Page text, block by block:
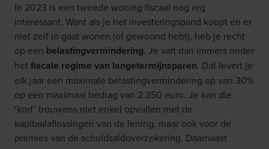
In 2023 is een tweede woning fiscaal nog erg
interessant. Want als je het investeringspand koopt en er
niet zelf in gaat wonen (of gewoond hebt), heb je recht
op een belastingvermindering. Je valt dan immers onder
het fiscale regime van langetermijnsparen. Dat levert je
elk jaar een maximale belastingvermindering op van 30%
op een maximaal bedrag van 2.350 euro. Je kan die
‘korf’ trouwens niet enkel opvullen met de
kapitaalaflossingen van de lening, maar ook voor de
premies van de schuldsaldoverzekering. Daarnaast